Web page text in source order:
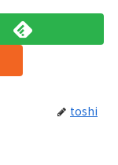
toshi